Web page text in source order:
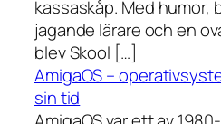
kassaskåp. Med humor,
jagande lärare och en
blev Skool […]
AmigaOS –
sin tid